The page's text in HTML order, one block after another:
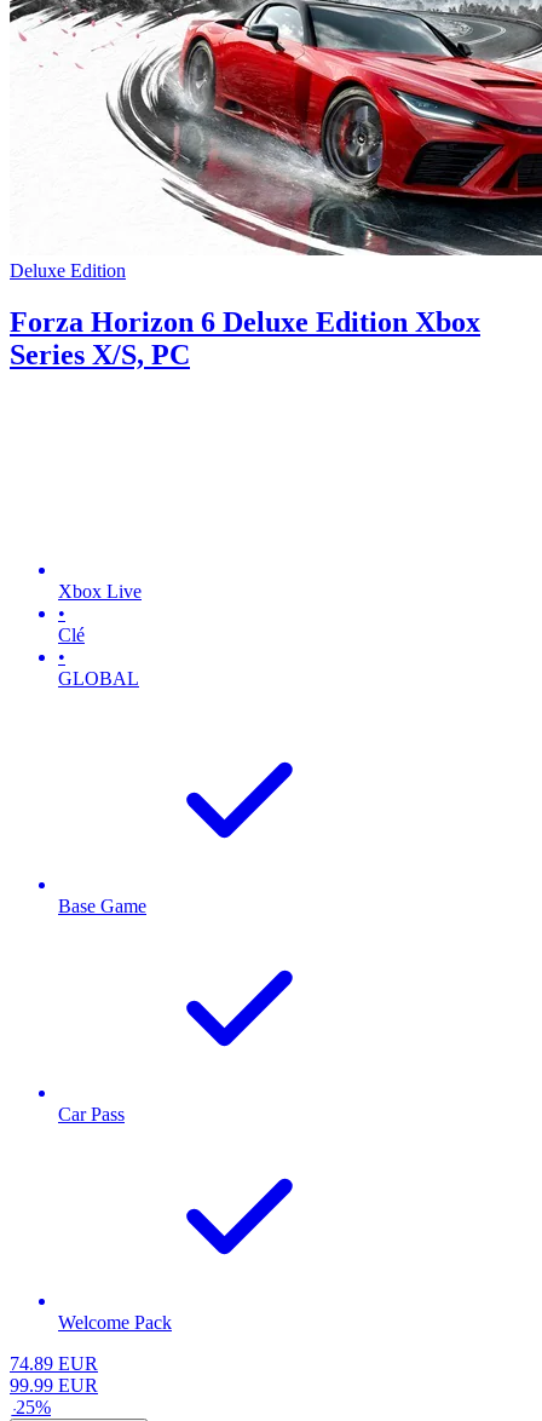
Deluxe Edition
Forza Horizon 6 Deluxe Edition Xbox
Series X/S, PC
Xbox Live
•
Clé
•
GLOBAL
Base Game
Car Pass
Welcome Pack
74.89 EUR
99.99 EUR
-25%